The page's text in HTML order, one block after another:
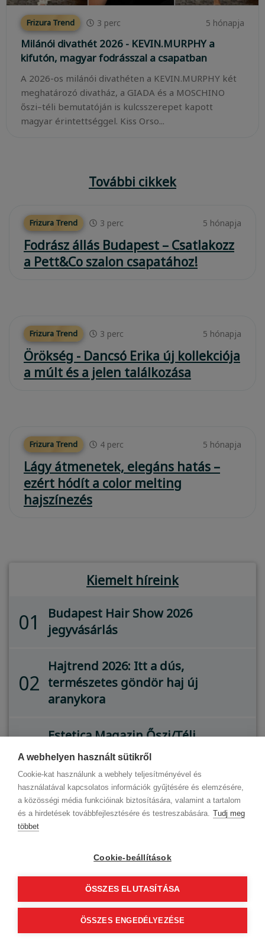
A webhelyen használt sütikről
Cookie-kat használunk a webhely teljesítményével és
használatával kapcsolatos információk gyűjtésére és elemzésére,
a közösségi média funkcióinak biztosítására, valamint a tartalom
és a hirdetések továbbfejlesztésére és testreszabására. Tudj meg
többet
Cookie-beállítások
ÖSSZES ELUTASÍTÁSA
ÖSSZES ENGEDÉLYEZÉSE
Frizura Trend 3 perc 5 hónapja
Milánói divathét 2026 - KEVIN.MURPHY a
kifutón, magyar fodrásszal a csapatban
A 2026-os milánói divathéten a KEVIN.MURPHY két
meghatározó divatház, a GIADA és a MOSCHINO
őszi–téli bemutatóján is kulcsszerepet kapott
magyar érintettséggel. Kiss Orso...
További cikkek
Frizura Trend 3 perc 5 hónapja
Fodrász állás Budapest – Csatlakozz
a Pett&Co szalon csapatához!
Frizura Trend 3 perc 5 hónapja
Örökség - Dancsó Erika új kollekciója
a múlt és a jelen találkozása
Frizura Trend 4 perc 5 hónapja
Lágy átmenetek, elegáns hatás –
ezért hódít a color melting
hajszínezés
Kiemelt híreink
01
Budapest Hair Show 2026
jegyvásárlás
02
Hajtrend 2026: Itt a dús,
természetes göndör haj új
aranykora
03
Estetica Magazin Őszi/Téli
Lapszám - Vásárold meg a
világvezető fodrászati magazint
magyar nyelven!
04
Nevezz a 9. Barber Battle Budapest
versenyre!
05
Ilyen volt a Budapest Hair Show
2025 - képes beszámoló Európa
egyedülálló fodrász eseményéről